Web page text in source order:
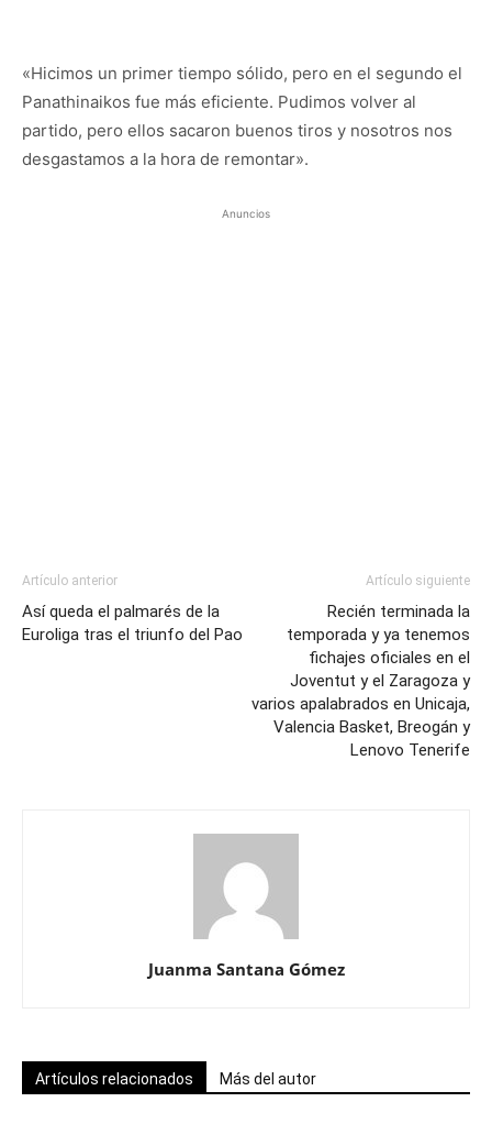
«Hicimos un primer tiempo sólido, pero en el segundo el
Panathinaikos fue más eficiente. Pudimos volver al
partido, pero ellos sacaron buenos tiros y nosotros nos
desgastamos a la hora de remontar».
Anuncios
Artículo anterior
Así queda el palmarés de la
Euroliga tras el triunfo del Pao
Artículo siguiente
Recién terminada la
temporada y ya tenemos
fichajes oficiales en el
Joventut y el Zaragoza y
varios apalabrados en Unicaja,
Valencia Basket, Breogán y
Lenovo Tenerife
Juanma Santana Gómez
Artículos relacionados Más del autor